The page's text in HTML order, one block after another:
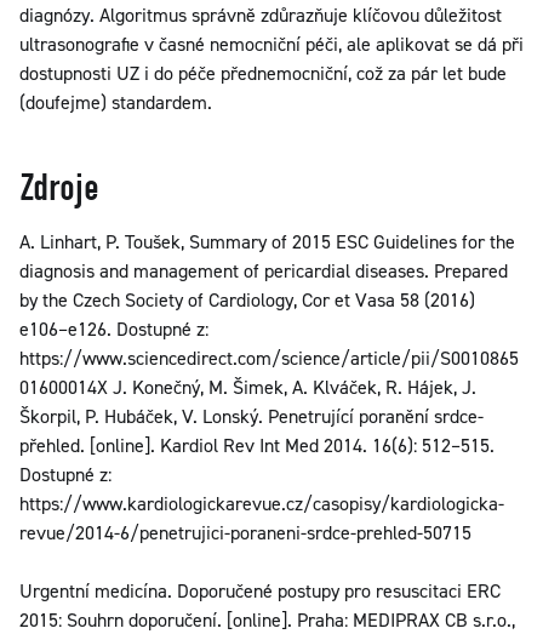
diagnózy. Algoritmus správně zdůrazňuje klíčovou důležitost
ultrasonografie v časné nemocniční péči, ale aplikovat se dá při
dostupnosti UZ i do péče přednemocniční, což za pár let bude
(doufejme) standardem.
Zdroje
A. Linhart, P. Toušek, Summary of 2015 ESC Guidelines for the
diagnosis and management of pericardial diseases. Prepared
by the Czech Society of Cardiology, Cor et Vasa 58 (2016)
e106–e126. Dostupné z:
https://www.sciencedirect.com/science/article/pii/S0010865
01600014X J. Konečný, M. Šimek, A. Klváček, R. Hájek, J.
Škorpil, P. Hubáček, V. Lonský. Penetrující poranění srdce-
přehled. [online]. Kardiol Rev Int Med 2014. 16(6): 512–515.
Dostupné z:
https://www.kardiologickarevue.cz/casopisy/kardiologicka-
revue/2014-6/penetrujici-poraneni-srdce-prehled-50715
Urgentní medicína. Doporučené postupy pro resuscitaci ERC
2015: Souhrn doporučení. [online]. Praha: MEDIPRAX CB s.r.o.,